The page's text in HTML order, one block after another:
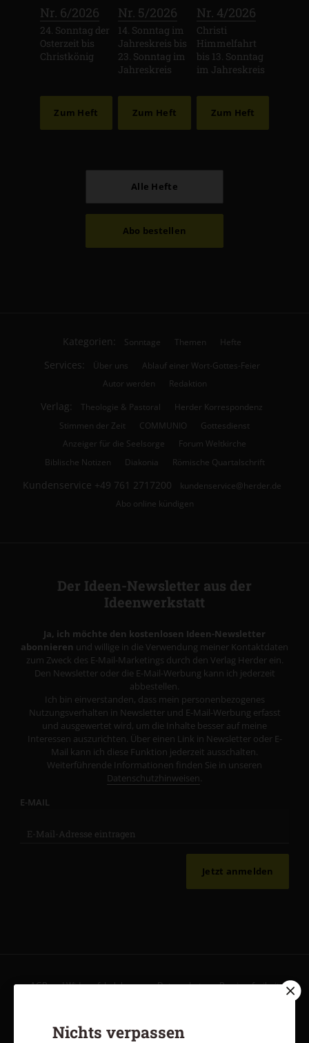
Nr. 6/2026
24. Sonntag der
Osterzeit bis
Christkönig
Zum Heft
Nr. 5/2026
14. Sonntag im
Jahreskreis bis
23. Sonntag im
Jahreskreis
Zum Heft
Nr. 4/2026
Christi
Himmelfahrt
bis 13. Sonntag
im Jahreskreis
Zum Heft
Alle Hefte
Abo bestellen
Kategorien: Sonntage Themen Hefte
Services: Über uns
Ablauf einer Wort-Gottes-Feier
Autor werden
Redaktion
Verlag: Theologie & Pastoral
Herder Korrespondenz
Stimmen der Zeit
COMMUNIO
Gottesdienst
Anzeiger für die Seelsorge
Forum Weltkirche
Biblische Notizen
Diakonia Römische Quartalschrift
Kundenservice +49 761 2717200
kundenservice@herder.de
Abo online kündigen
Der Ideen-Newsletter aus der
Ideenwerkstatt
Ja, ich möchte den kostenlosen Ideen-Newsletter
abonnieren und willige in die Verwendung meiner Kontaktdaten
zum Zweck des E-Mail-Marketings durch den Verlag Herder ein.
Den Newsletter oder die E-Mail-Werbung kann ich jederzeit
abbestellen.
Ich bin einverstanden, dass mein personenbezogenes
Nutzungsverhalten in Newsletter und E-Mail-Werbung erfasst
und ausgewertet wird, um die Inhalte besser auf meine
Interessen auszurichten. Über einen Link in Newsletter oder E-
Mail kann ich diese Funktion jederzeit ausschalten.
Weiterführende Informationen finden Sie in unseren
Datenschutzhinweisen.
E-MAIL
Jetzt anmelden
AGB und Widerrufsbelehrung Datenschutz Barrierefreiheit
Nichts verpassen